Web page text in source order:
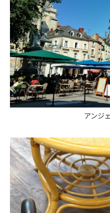
アンジ